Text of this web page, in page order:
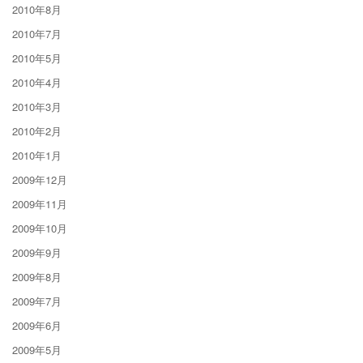
2010年8月
2010年7月
2010年5月
2010年4月
2010年3月
2010年2月
2010年1月
2009年12月
2009年11月
2009年10月
2009年9月
2009年8月
2009年7月
2009年6月
2009年5月